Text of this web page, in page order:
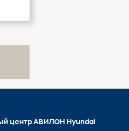
центр АВИЛОН Hyundai